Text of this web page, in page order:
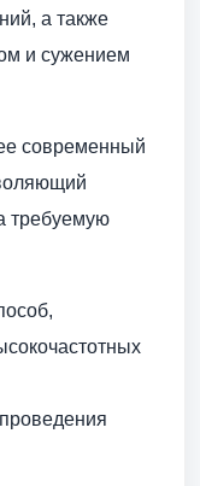
а также
и сужением
современный
требуемую